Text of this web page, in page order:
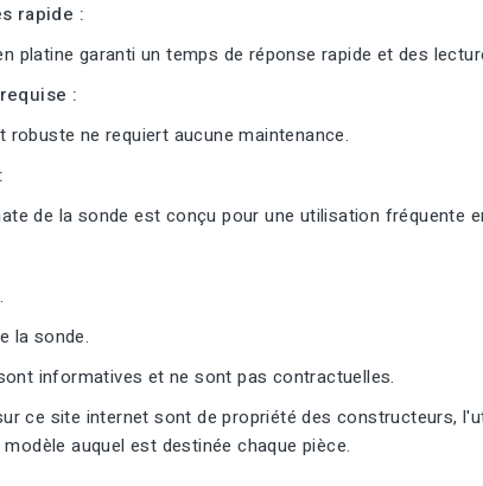
rapide :
platine garanti un temps de réponse rapide et des
:
robuste ne requiert aucune maintenance.
de la sonde est conçu pour une utilisation fréquente
la sonde.
informatives et ne sont pas contractuelles.
ce site internet sont de propriété des constructeurs,
auquel est destinée chaque pièce.